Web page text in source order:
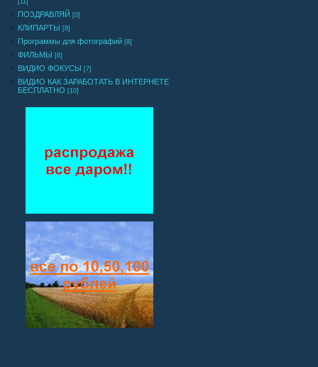
[11]
ПОЗДРАВЛЯЙ [0]
КЛИПАРТЫ [8]
Программы для фотографий [8]
ФИЛЬМЫ [6]
ВИДИО ФОКУСЫ [7]
ВИДИО КАК ЗАРАБОТАТЬ В ИНТЕРНЕТЕ
БЕСПЛАТНО [10]